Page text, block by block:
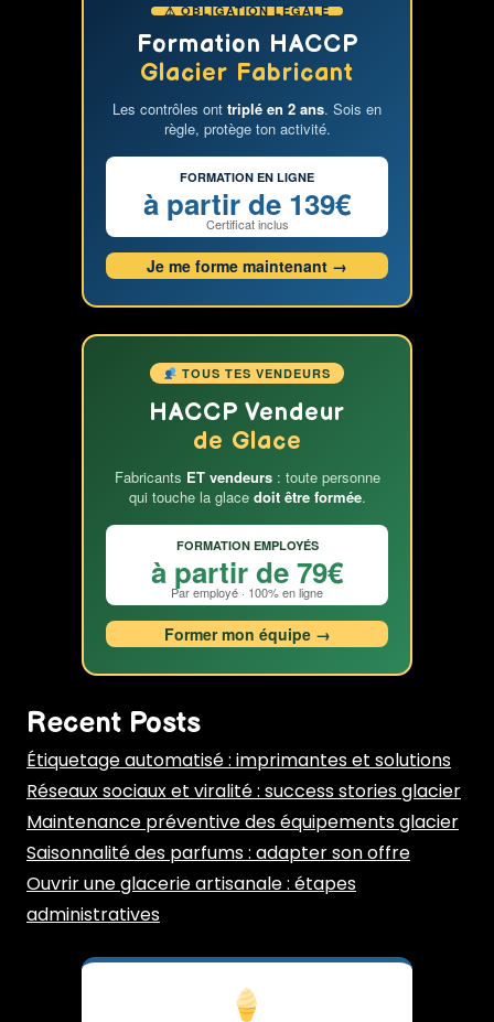
⚠ OBLIGATION LÉGALE
Formation HACCP
Glacier Fabricant
Les contrôles ont triplé en 2 ans. Sois en
règle, protège ton activité.
FORMATION EN LIGNE
à partir de 139€
Certificat inclus
Je me forme maintenant →
TOUS TES VENDEURS
HACCP Vendeur
de Glace
Fabricants ET vendeurs: toute personne
qui touche la glace doit être formée.
FORMATION EMPLOYÉS
à partir de 79€
Par employé · 100% en ligne
Former mon équipe →
Recent Posts
Étiquetage automatisé : imprimantes et solutions
Réseaux sociaux et viralité : success stories glacier
Maintenance préventive des équipements glacier
Saisonnalité des parfums : adapter son offre
Ouvrir une glacerie artisanale : étapes
administratives